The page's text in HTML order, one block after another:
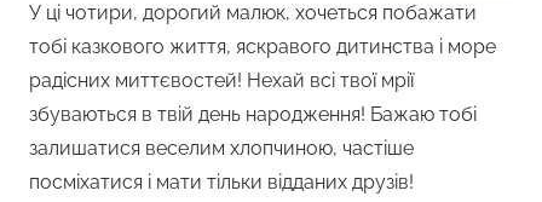
У ці чотири, дорогий малюк, хочеться побажати
тобі казкового життя, яскравого дитинства і море
радісних миттєвостей! Нехай всі твої мрії
збуваються в твій день народження! Бажаю тобі
залишатися веселим хлопчиною, частіше
посміхатися і мати тільки відданих друзів!